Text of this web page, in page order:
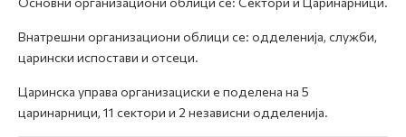
Медиа центар
Е-Весник
Внатрешни организациони облици се: одделенија, служби,
царински испостави и отсеци.
Царинска управа организациски е поделена на 5
царинарници, 11 сектори и 2 независни одделенија.